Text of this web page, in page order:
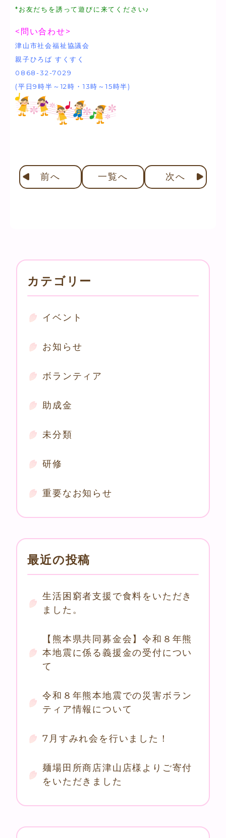
*お友だちを誘って遊びに来てください♪
<問い合わせ>
津山市社会福祉協議会
親子ひろば すくすく
0868-32-7029
(平日9時半～12時・13時～15時半)
前へ 一覧へ 次へ
カテゴリー
イベント
お知らせ
ボランティア
助成金
未分類
研修
重要なお知らせ
最近の投稿
生活困窮者支援で食料をいただき
ました。
【熊本県共同募金会】令和８年熊
本地震に係る義援金の受付につい
て
令和８年熊本地震での災害ボラン
ティア情報について
7月すみれ会を行いました！
麺場田所商店津山店様よりご寄付
をいただきました